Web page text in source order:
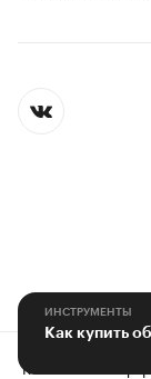
ИНСТРУМЕНТЫ
Контактная